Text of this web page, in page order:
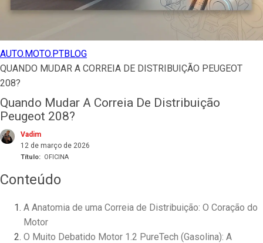
AUTO.MOTO.PTBLOG
QUANDO MUDAR A CORREIA DE DISTRIBUIÇÃO PEUGEOT
208?
Quando Mudar A Correia De Distribuição
Peugeot 208?
Vadim
12 de março de 2026
Título: OFICINA
Conteúdo
A Anatomia de uma Correia de Distribuição: O Coração do
Motor
O Muito Debatido Motor 1.2 PureTech (Gasolina): A